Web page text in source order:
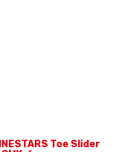
Toe Slider